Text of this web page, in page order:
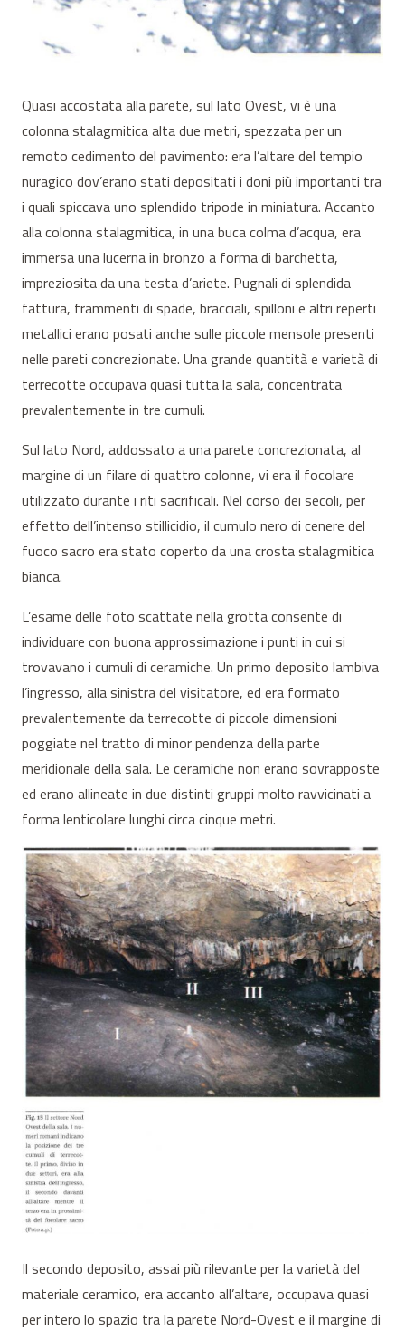
Quasi accostata alla parete, sul lato Ovest, vi è una
colonna stalagmitica alta due metri, spezzata per un
remoto cedimento del pavimento: era l’altare del tempio
nuragico dov’erano stati depositati i doni più importanti tra
i quali spiccava uno splendido tripode in miniatura. Accanto
alla colonna stalagmitica, in una buca colma d’acqua, era
immersa una lucerna in bronzo a forma di barchetta,
impreziosita da una testa d’ariete. Pugnali di splendida
fattura, frammenti di spade, bracciali, spilloni e altri reperti
metallici erano posati anche sulle piccole mensole presenti
nelle pareti concrezionate. Una grande quantità e varietà di
terrecotte occupava quasi tutta la sala, concentrata
prevalentemente in tre cumuli.
Sul lato Nord, addossato a una parete concrezionata, al
margine di un filare di quattro colonne, vi era il focolare
utilizzato durante i riti sacrificali. Nel corso dei secoli, per
effetto dell’intenso stillicidio, il cumulo nero di cenere del
fuoco sacro era stato coperto da una crosta stalagmitica
bianca.
L’esame delle foto scattate nella grotta consente di
individuare con buona approssimazione i punti in cui si
trovavano i cumuli di ceramiche. Un primo deposito lambiva
l’ingresso, alla sinistra del visitatore, ed era formato
prevalentemente da terrecotte di piccole dimensioni
poggiate nel tratto di minor pendenza della parte
meridionale della sala. Le ceramiche non erano sovrapposte
ed erano allineate in due distinti gruppi molto ravvicinati a
forma lenticolare lunghi circa cinque metri.
Il secondo deposito, assai più rilevante per la varietà del
materiale ceramico, era accanto all’altare, occupava quasi
per intero lo spazio tra la parete Nord-Ovest e il margine di